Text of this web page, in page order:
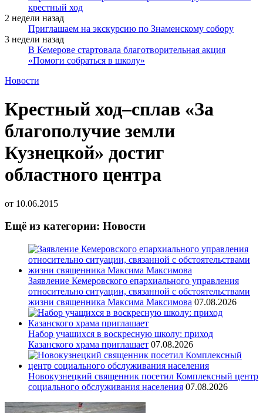
крестный ход
2 недели назад
Приглашаем на экскурсию по Знаменскому собору
3 недели назад
В Кемерове стартовала благотворительная акция
«Помоги собраться в школу»
Новости
Крестный ход–сплав «За
благополучие земли
Кузнецкой» достиг
областного центра
от 10.06.2015
Ещё из категории: Новости
Заявление Кемеровского епархиального управления
относительно ситуации, связанной с обстоятельствами
жизни священника Максима Максимова 07.08.2026
Набор учащихся в воскресную школу: приход
Казанского храма приглашает 07.08.2026
Новокузнецкий священник посетил Комплексный центр
социального обслуживания населения 07.08.2026